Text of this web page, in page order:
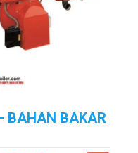
BAHAN BAKAR